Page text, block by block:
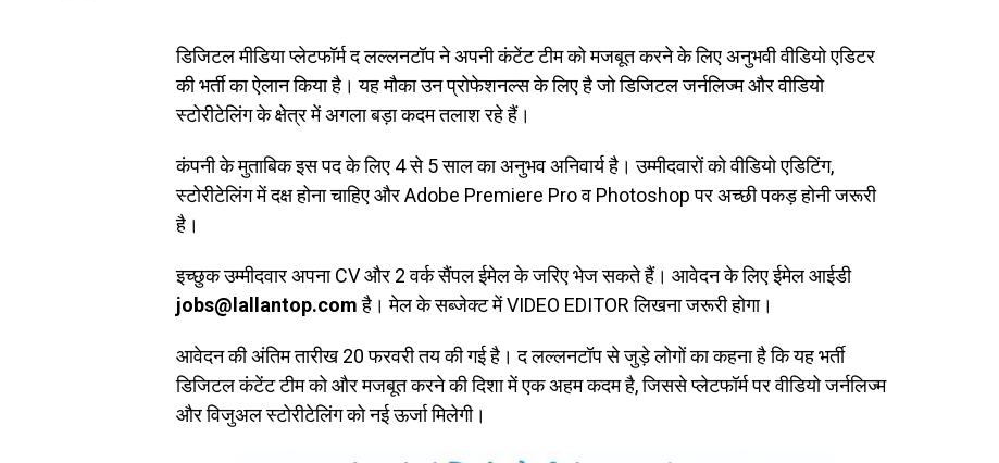
डिजिटल मीडिया प्लेटफॉर्म द लल्लनटॉप ने अपनी कंटेंट टीम को मजबूत करने के लिए अनुभवी वीडियो एडिटर
की भर्ती का ऐलान किया है। यह मौका उन प्रोफेशनल्स के लिए है जो डिजिटल जर्नलिज्म और वीडियो
स्टोरीटेलिंग के क्षेत्र में अगला बड़ा कदम तलाश रहे हैं।
कंपनी के मुताबिक इस पद के लिए 4 से 5 साल का अनुभव अनिवार्य है। उम्मीदवारों को वीडियो एडिटिंग,
स्टोरीटेलिंग में दक्ष होना चाहिए और Adobe Premiere Pro व Photoshop पर अच्छी पकड़ होनी जरूरी
है।
इच्छुक उम्मीदवार अपना CV और 2 वर्क सैंपल ईमेल के जरिए भेज सकते हैं। आवेदन के लिए ईमेल आईडी
jobs@lallantop.comहै। मेल के सब्जेक्ट में VIDEO EDITOR लिखना जरूरी होगा।
आवेदन की अंतिम तारीख 20 फरवरी तय की गई है। द लल्लनटॉप से जुड़े लोगों का कहना है कि यह भर्ती
डिजिटल कंटेंट टीम को और मजबूत करने की दिशा में एक अहम कदम है, जिससे प्लेटफॉर्म पर वीडियो जर्नलिज्म
और विजुअल स्टोरीटेलिंग को नई ऊर्जा मिलेगी।